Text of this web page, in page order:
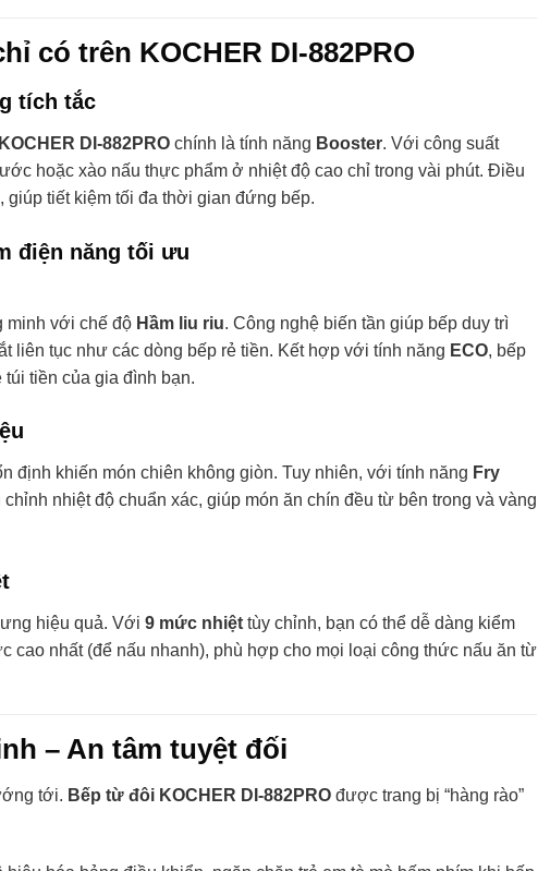
có trên KOCHER DI-882PRO
tích tắc
DI-882PRO chính là tính năng Booster. Với công suất
hoặc xào nấu thực phẩm ở nhiệt độ cao chỉ trong vài phút. Điều
tiết kiệm tối đa thời gian đứng bếp.
điện năng tối ưu
minh với chế độ Hầm liu riu. Công nghệ biến tần giúp bếp duy trì
liên tục như các dòng bếp rẻ tiền. Kết hợp với tính năng ECO, bếp
tiền của gia đình bạn.
định khiến món chiên không giòn. Tuy nhiên, với tính năng Fry
nhiệt độ chuẩn xác, giúp món ăn chín đều từ bên trong và vàng
hiệu quả. Với 9 mức nhiệt tùy chỉnh, bạn có thể dễ dàng kiểm
cao nhất (để nấu nhanh), phù hợp cho mọi loại công thức nấu ăn từ
– An tâm tuyệt đối
tới. Bếp từ đôi KOCHER DI-882PRO được trang bị “hàng rào”